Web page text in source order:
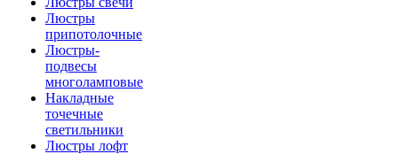
Люстры
припотолочные
Люстры-
подвесы
многоламповые
Накладные
точечные
светильники
Люстры лофт